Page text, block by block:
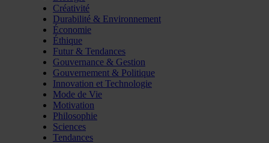
Créativité
Durabilité & Environnement
Économie
Éthique
Futur & Tendances
Gouvernance & Gestion
Gouvernement & Politique
Innovation et Technologie
Mode de Vie
Motivation
Philosophie
Sciences
Tendances